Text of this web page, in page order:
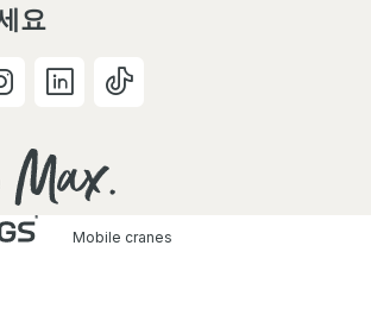
요
Mobile cranes